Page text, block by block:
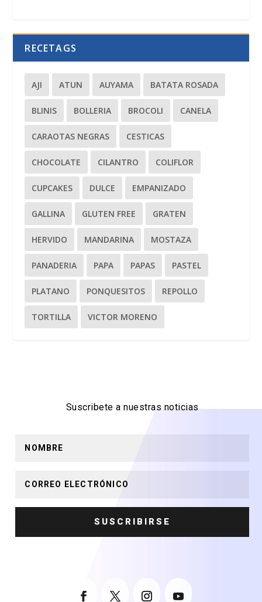
RECETAGS
AJI ATUN AUYAMA BATATA ROSADA
BLINIS BOLLERIA BROCOLI CANELA
CARAOTAS NEGRAS CESTICAS
CHOCOLATE CILANTRO COLIFLOR
CUPCAKES DULCE EMPANIZADO
GALLINA GLUTEN FREE GRATEN
HERVIDO MANDARINA MOSTAZA
PANADERIA PAPA PAPAS PASTEL
PLATANO PONQUESITOS REPOLLO
TORTILLA VICTOR MORENO
Suscribete a nuestras noticias
SUSCRIBIRSE